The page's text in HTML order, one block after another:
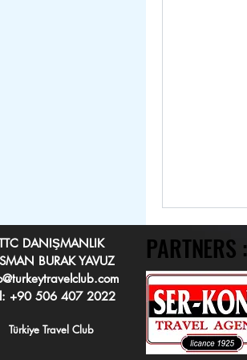
DANIŞMANLIK
BURAK YAVUZ
+90 506 407 2022
Türkiye Travel Club
PARTNERS :
PARTNERS :